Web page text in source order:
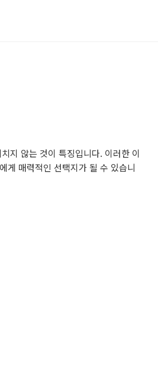
지 않는 것이 특징입니다. 이러한 이
게 매력적인 선택지가 될 수 있습니